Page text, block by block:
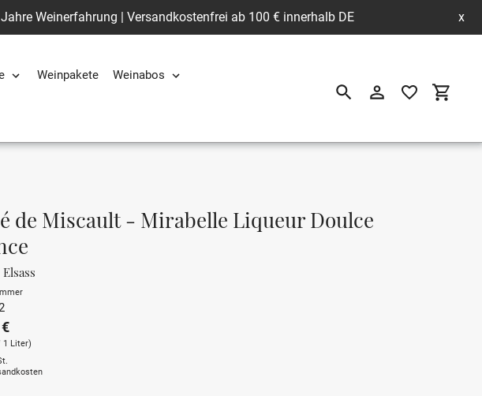
Weinerfahrung | Versandkostenfrei ab 100 € innerhalb DE x
Weinpakete
Weinabos
SuchenEinloggen
de Miscault - Mirabelle Liqueur Doulce
1 Liter)